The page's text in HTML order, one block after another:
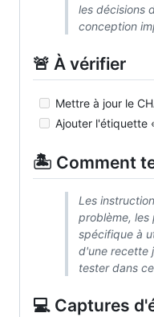
les décisions
conception
🚨 À vérifier
Mettre à jour le
Ajouter l'étiquette
🏝️ Comment
Les
problème, les
spécifique à
d'une recette
tester dans
💻 Captures